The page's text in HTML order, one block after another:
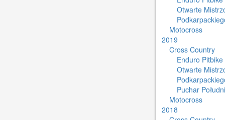
Otwarte
Motocross
2019
Cross Country
Enduro Pitbike
Otwarte
Puchar
Motocross
2018